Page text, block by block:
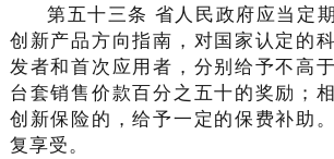
第五十三条 省人民政府应当定
创新产品方向指南，对国家认定的
发者和首次应用者，分别给予不高
台套销售价款百分之五十的奖励；
创新保险的，给予一定的保费补助
复享受。